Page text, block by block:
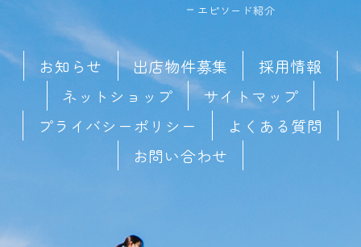
エピソード紹介
お知らせ 出店物件募集
採用情報
ネットショップ
サイトマップ
プライバシーポリシー
よくある質問
お問い合わせ